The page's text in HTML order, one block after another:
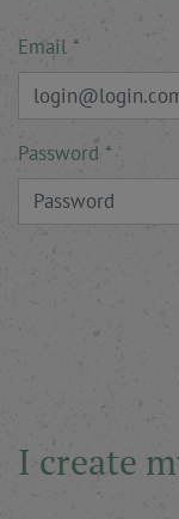
Email
Password
I create